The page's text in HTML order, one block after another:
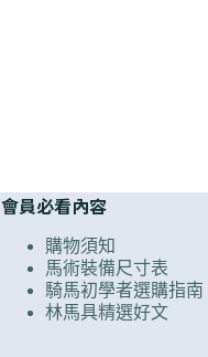
會員必看內容
購物須知
馬術裝備尺寸表
騎馬初學者選購指南
林馬具精選好文